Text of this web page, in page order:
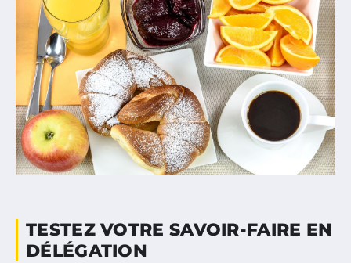
TESTEZ VOTRE SAVOIR-FAIRE EN
DÉLÉGATION